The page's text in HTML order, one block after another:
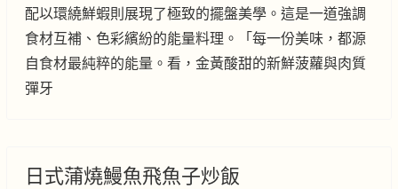
配以環繞鮮蝦則展現了極致的擺盤美學。這是一道強調
食材互補、色彩繽紛的能量料理。「每一份美味，都源
自食材最純粹的能量。看，金黃酸甜的新鮮菠蘿與肉質
彈牙
日式蒲燒鰻魚飛魚子炒飯